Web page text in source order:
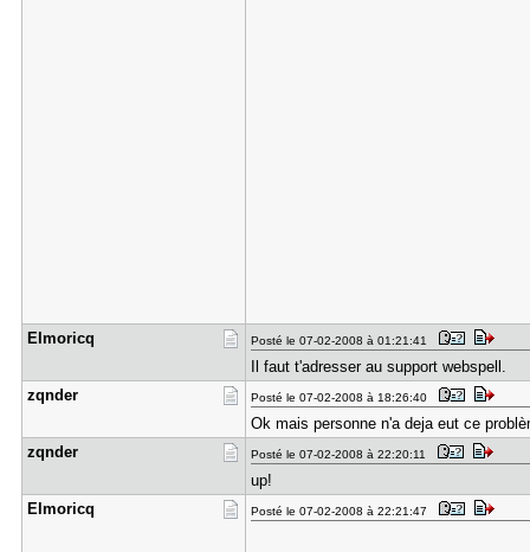
Elmoricq Posté le 07-02-2008 à 01:21:41
Il faut t'adresser au support webspell.
zqnder
Posté le 07-02-2008 à 18:26:40
Ok mais personne n'a deja eut ce
zqnder
Posté le 07-02-2008 à 22:20:11
up!
Elmoricq
Posté le 07-02-2008 à 22:21:47